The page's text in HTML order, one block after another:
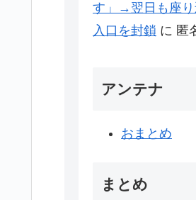
す」→翌日も座り
入口を封鎖 に 匿
アンテナ
おまとめ
まとめ